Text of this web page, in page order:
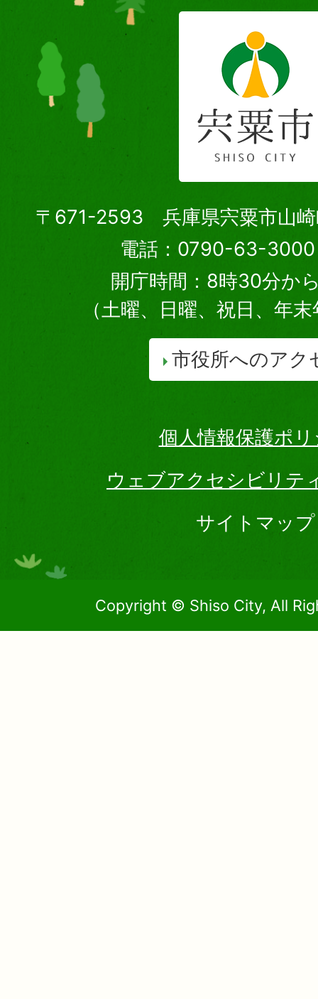
〒671-2593 兵庫県宍粟市山崎
電話：0790-63-3000
開庁時間：8時30分か
（土曜、日曜、祝日、年
市役所へのアク
個人情報保護ポ
ウェブアクセシビリテ
サイトマップ
Copyright © Shiso City, All